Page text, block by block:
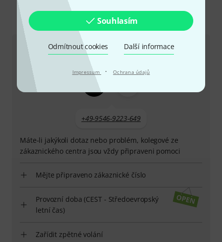
Souhlasím
Odmítnout cookies Další informace
Impressum · Ochrana údajů
Kontaktujte nás
Zákaznický servis - Česko
+49-9546-9223-649
Máte-li jakýkoli dotaz nebo problém, kolegové ze
zákaznického centra jsou vždy připraveni pomoci
Mějte připraveno zákaznické číslo
Provozní doba (CEST - Středoevropský
letní čas)
Zařídit zpětné volání